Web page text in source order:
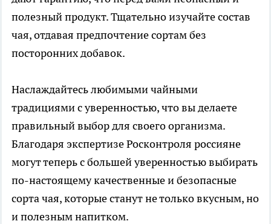
полезный продукт. Тщательно изучайте состав
чая, отдавая предпочтение сортам без
посторонних добавок.
Наслаждайтесь любимыми чайными
традициями с уверенностью, что вы делаете
правильный выбор для своего организма.
Благодаря экспертизе Росконтроля россияне
могут теперь с большей уверенностью выбирать
по-настоящему качественные и безопасные
сорта чая, которые станут не только вкусным, но
и полезным напитком.